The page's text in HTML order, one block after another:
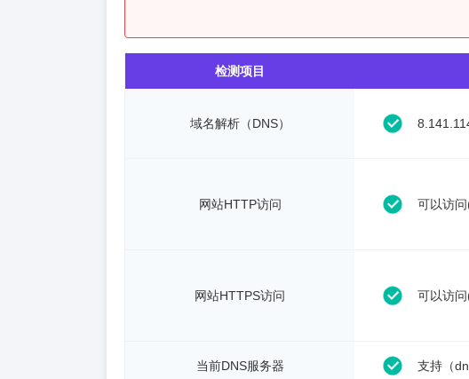
检测项目
域名解析（DNS）
网站HTTP访问 可以访
网站HTTPS访问 可以访
当前DNS服务器 支持（